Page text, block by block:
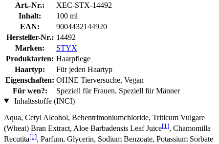
Art.-Nr.:
XEC-STX-14492
Inhalt:
100 ml
EAN:
9004432144920
Hersteller-Nr.: 14492
Marken:
STYX
Produktarten: Haarpflege
Haartyp:
Für jeden Haartyp
Eigenschaften: OHNE Tierversuche, Vegan
Für wen?:
Speziell für Frauen, Speziell für Männer
Inhaltsstoffe (INCI)
Aqua, Cetyl Alcohol, Behentrimoniumchloride, Triticum Vulgare
(Wheat) Bran Extract, Aloe Barbadensis Leaf Juice[1], Chamomilla
Recutita[1], Parfum, Glycerin, Sodium Benzoate, Potassium Sorbate